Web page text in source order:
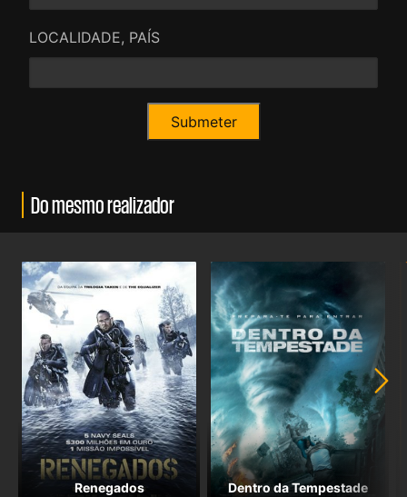
LOCALIDADE, PAÍS
Do mesmo realizador
Renegados Dentro da Tempestade